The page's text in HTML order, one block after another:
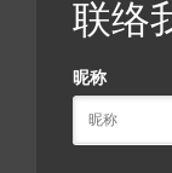
联络
昵称